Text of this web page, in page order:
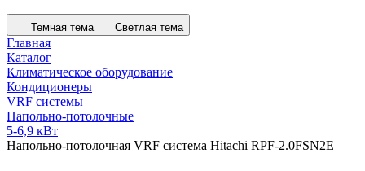
Темная тема Светлая тема
Главная
Каталог
Климатическое оборудование
Кондиционеры
VRF системы
Напольно-потолочные
5-6,9 кВт
Напольно-потолочная VRF система Hitachi RPF-2.0FSN2E